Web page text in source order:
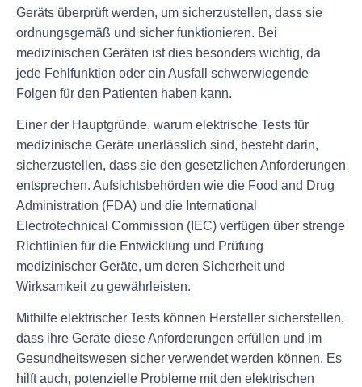
Geräts überprüft werden, um sicherzustellen, dass sie
ordnungsgemäß und sicher funktionieren. Bei
medizinischen Geräten ist dies besonders wichtig, da
jede Fehlfunktion oder ein Ausfall schwerwiegende
Folgen für den Patienten haben kann.
Einer der Hauptgründe, warum elektrische Tests für
medizinische Geräte unerlässlich sind, besteht darin,
sicherzustellen, dass sie den gesetzlichen Anforderungen
entsprechen. Aufsichtsbehörden wie die Food and Drug
Administration (FDA) und die International
Electrotechnical Commission (IEC) verfügen über strenge
Richtlinien für die Entwicklung und Prüfung
medizinischer Geräte, um deren Sicherheit und
Wirksamkeit zu gewährleisten.
Mithilfe elektrischer Tests können Hersteller sicherstellen,
dass ihre Geräte diese Anforderungen erfüllen und im
Gesundheitswesen sicher verwendet werden können. Es
hilft auch, potenzielle Probleme mit den elektrischen